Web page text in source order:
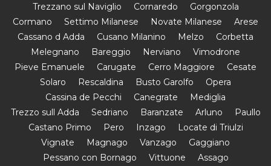
Trezzano sul Naviglio
Cornaredo
Gorgonzola
Cormano
Settimo Milanese Novate Milanese
Arese
Cassano d Adda
Cusano Milanino Melzo
Corbetta
Melegnano
Bareggio Nerviano
Vimodrone
Pieve Emanuele
Carugate Cerro Maggiore
Cesate
Solaro
Rescaldina Busto Garolfo
Opera
Cassina de Pecchi
Canegrate
Mediglia
Trezzo sull Adda
Sedriano Baranzate Arluno
Paullo
Castano Primo
Pero Inzago
Locate di Triulzi
Vignate
Magnago Vanzago
Gaggiano
Pessano con Bornago
Vittuone
Assago